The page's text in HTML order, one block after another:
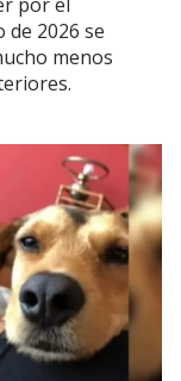
de 2026 se
menos